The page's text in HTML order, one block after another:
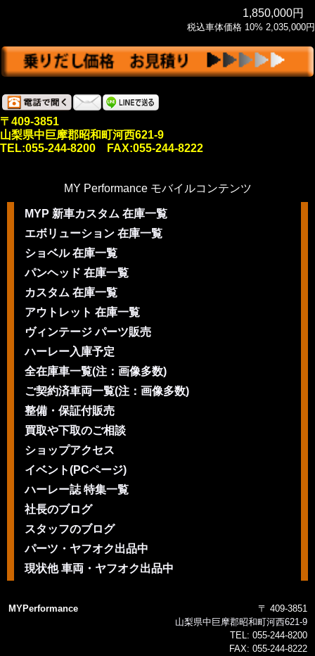
1,850,000円
税込車体価格 10% 2,035,000円
〒409-3851
山梨県中巨摩郡昭和町河西621-9
TEL:055-244-8200 FAX:055-244-8222
MY Performance モバイルコンテンツ
MYP 新車カスタム 在庫一覧
エボリューション 在庫一覧
ショベル 在庫一覧
パンヘッド 在庫一覧
カスタム 在庫一覧
アウトレット 在庫一覧
ヴィンテージ パーツ販売
ハーレー入庫予定
全在庫車一覧(注：画像多数)
ご契約済車両一覧(注：画像多数)
整備・保証付販売
買取や下取のご相談
ショップアクセス
イベント(PCページ)
ハーレー誌 特集一覧
社長のブログ
スタッフのブログ
パーツ・ヤフオク出品中
現状他 車両・ヤフオク出品中
MYPerformance
〒 409-3851
山梨県中巨摩郡昭和町河西621-9
TEL: 055-244-8200
FAX: 055-244-8222